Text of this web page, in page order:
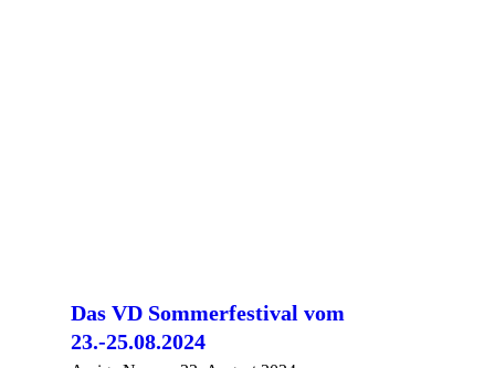
Das VD Sommerfestival vom
23.-25.08.2024